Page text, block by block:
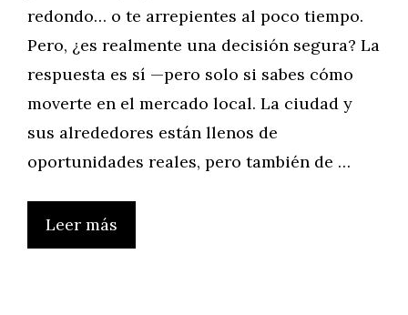
redondo… o te arrepientes al poco tiempo.
Pero, ¿es realmente una decisión segura? La
respuesta es sí —pero solo si sabes cómo
moverte en el mercado local. La ciudad y
sus alrededores están llenos de
oportunidades reales, pero también de …
Leer más